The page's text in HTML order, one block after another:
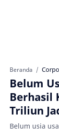
Beranda
Belum
Berhasil
Triliun
Belum usia